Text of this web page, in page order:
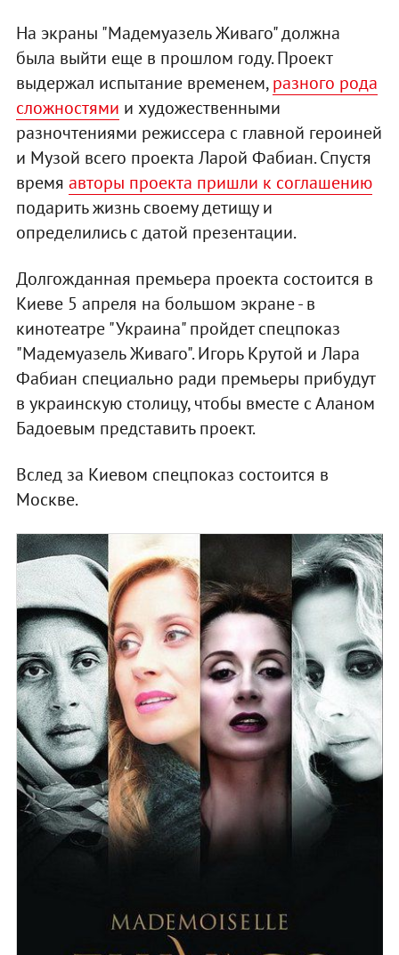
На экраны "Мадемуазель Живаго" должна
была выйти еще в прошлом году. Проект
выдержал испытание временем,разного рода
сложностями и художественными
разночтениями режиссера с главной героиней
и Музой всего проекта Ларой Фабиан. Спустя
время авторы проекта пришли к соглашению
подарить жизнь своему детищу и
определились с датой презентации.
Долгожданная премьера проекта состоится в
Киеве 5 апреля на большом экране - в
кинотеатре "Украина" пройдет спецпоказ
"Мадемуазель Живаго". Игорь Крутой и Лара
Фабиан специально ради премьеры прибудут
в украинскую столицу, чтобы вместе с Аланом
Бадоевым представить проект.
Вслед за Киевом спецпоказ состоится в
Москве.